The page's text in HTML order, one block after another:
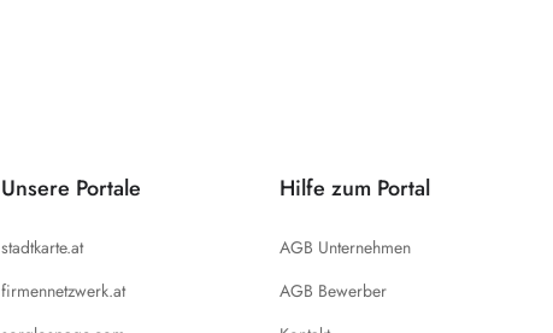
Unsere Portale
stadtkarte.at
firmennetzwerk.at
Hilfe zum Portal
AGB Unternehmen
AGB Bewerber